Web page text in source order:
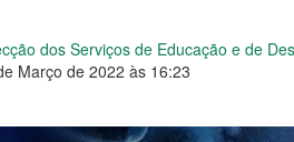
dos Serviços de Educação e de
Março de 2022 às 16:23